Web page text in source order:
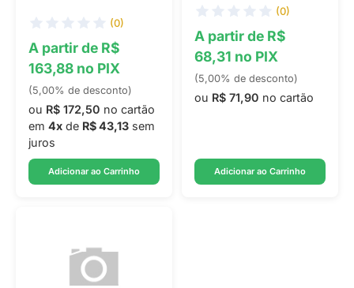
(0)
A partir de R$
163,88 no PIX
(5,00% de desconto)
ou R$ 172,50 no cartão
em 4x de R$ 43,13 sem
juros
Adicionar ao Carrinho
(0)
A partir de R$
68,31 no PIX
(5,00% de desconto)
ou R$ 71,90 no cartão
Adicionar ao Carrinho